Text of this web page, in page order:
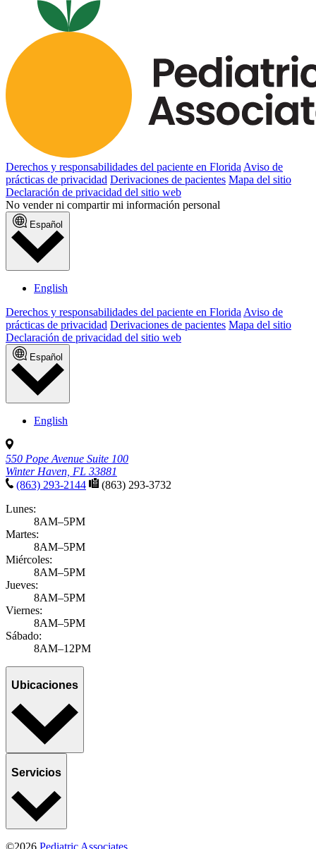
Derechos y responsabilidades del paciente en Florida Aviso de
prácticas de privacidad Derivaciones de pacientes Mapa del sitio
Declaración de privacidad del sitio web
No vender ni compartir mi información personal
Español
English
Derechos y responsabilidades del paciente en Florida Aviso de
prácticas de privacidad Derivaciones de pacientes Mapa del sitio
Declaración de privacidad del sitio web
Español
English
550 Pope Avenue Suite 100
Winter Haven, FL 33881
(863) 293-2144
(863) 293-3732
Lunes:
8AM–5PM
Martes:
8AM–5PM
Miércoles:
8AM–5PM
Jueves:
8AM–5PM
Viernes:
8AM–5PM
Sábado:
8AM–12PM
Ubicaciones
Servicios
©2026 Pediatric Associates